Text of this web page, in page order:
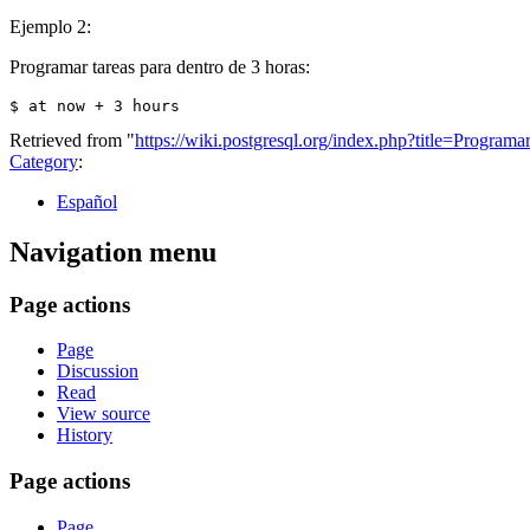
Ejemplo 2:
Programar tareas para dentro de 3 horas:
Retrieved from "https://wiki.postgresql.org/
Category:
Español
Navigation menu
Page actions
Page
Discussion
Read
View source
History
Page actions